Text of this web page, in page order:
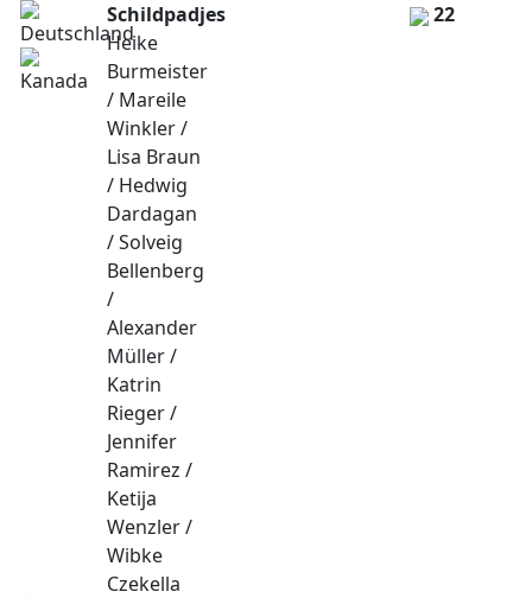
Schildpadjes
Heike
Burmeister
/ Mareile
Winkler /
Lisa Braun
/ Hedwig
Dardagan
/ Solveig
Bellenberg
/
Alexander
Müller /
Katrin
Rieger /
Jennifer
Ramirez /
Ketija
Wenzler /
Wibke
Czekella
22